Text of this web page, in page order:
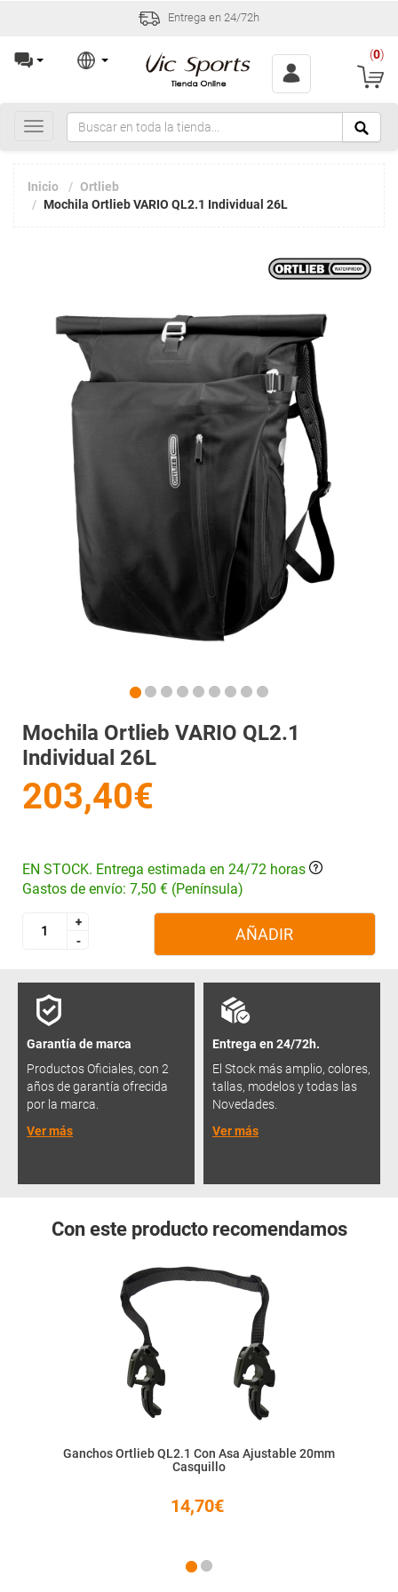
Entrega en 24/72h
(0)
Toggle
navigation
Inicio
Ortlieb
Mochila Ortlieb VARIO QL2.1 Individual 26L
Mochila Ortlieb VARIO QL2.1
Individual 26L
203,40€
EN STOCK. Entrega estimada en 24/72 horas
Gastos de envío: 7,50 € (Península)
+
-
+
-
AÑADIR
Garantía de marca
Productos Oficiales, con 2
años de garantía ofrecida
por la marca.
Ver más
Entrega en 24/72h.
El Stock más amplio, colores,
tallas, modelos y todas las
Novedades.
Ver más
Con este producto recomendamos
Ganchos Ortlieb QL2.1 Con Asa Ajustable 20mm
Casquillo
14,70€